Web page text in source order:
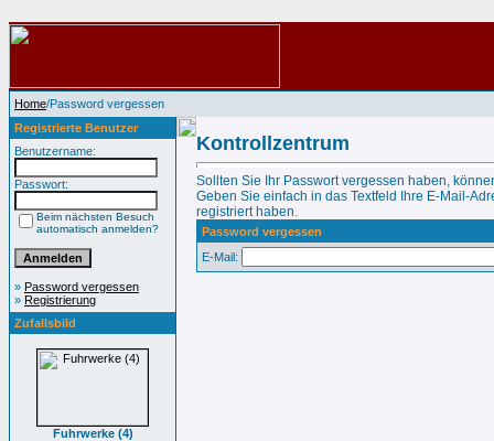
Home/Password vergessen
Registrierte Benutzer
Benutzername:
Passwort:
Beim nächsten Besuch
automatisch anmelden?
» Password vergessen
» Registrierung
Zufallsbild
Fuhrwerke (4)
Kontrollzentrum
Sollten Sie Ihr Passwort vergessen haben,
Geben Sie einfach in das Textfeld Ihre E-Mail-
registriert haben.
Password vergessen
E-Mail: